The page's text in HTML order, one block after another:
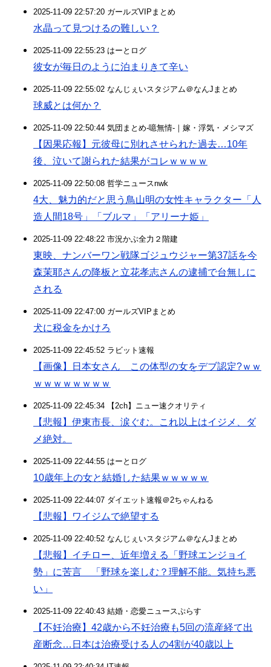
2025-11-09 22:57:20 ガールズVIPまとめ
水晶って見つけるの難しい？
2025-11-09 22:55:23 はーとログ
彼女が毎日のように泊まりきて辛い
2025-11-09 22:55:02 なんじぇいスタジアム＠なんJまとめ
球威とは何か？
2025-11-09 22:50:44 気団まとめ-噫無情-｜嫁・浮気・メシマズ
【因果応報】元彼母に別れさせられた過去…10年
後、泣いて謝られた結果がコレｗｗｗｗ
2025-11-09 22:50:08 哲学ニュースnwk
4大、魅力的だと思う鳥山明の女性キャラクター「人
造人間18号」「ブルマ」「アリーナ姫」
2025-11-09 22:48:22 市況かぶ全力２階建
東映、ナンバーワン戦隊ゴジュウジャー第37話を今
森茉耶さんの降板と立花孝志さんの逮捕で台無しに
される
2025-11-09 22:47:00 ガールズVIPまとめ
犬に税金をかけろ
2025-11-09 22:45:52 ラビット速報
【画像】日本女さん この体型の女をデブ認定?ｗｗ
ｗｗｗｗｗｗｗｗ
2025-11-09 22:45:34 【2ch】ニュー速クオリティ
【悲報】伊東市長、涙ぐむ。これ以上はイジメ、ダ
メ絶対。
2025-11-09 22:44:55 はーとログ
10歳年上の女と結婚した結果ｗｗｗｗｗ
2025-11-09 22:44:07 ダイエット速報＠2ちゃんねる
【悲報】ワイジムで絶望する
2025-11-09 22:40:52 なんじぇいスタジアム＠なんJまとめ
【悲報】イチロー、近年増える「野球エンジョイ
勢」に苦言 「野球を楽しむ？理解不能。気持ち悪
い」
2025-11-09 22:40:43 結婚・恋愛ニュースぷらす
【不妊治療】42歳から不妊治療も5回の流産経て出
産断念…日本は治療受ける人の4割が40歳以上